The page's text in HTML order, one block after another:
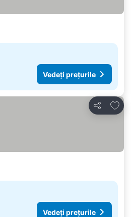
Vedeți prețurile
Distribuiți
Vedeți prețurile